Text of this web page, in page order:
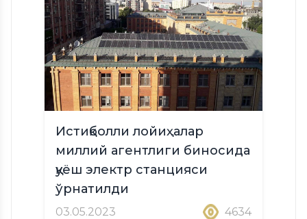
Истиқболли лойиҳалар
миллий агентлиги биносида
қуёш электр станцияси
ўрнатилди
03.05.2023 4634